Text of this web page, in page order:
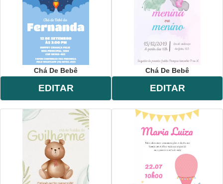
Chá De Bebê
EDITAR
Chá De Bebê
EDITAR